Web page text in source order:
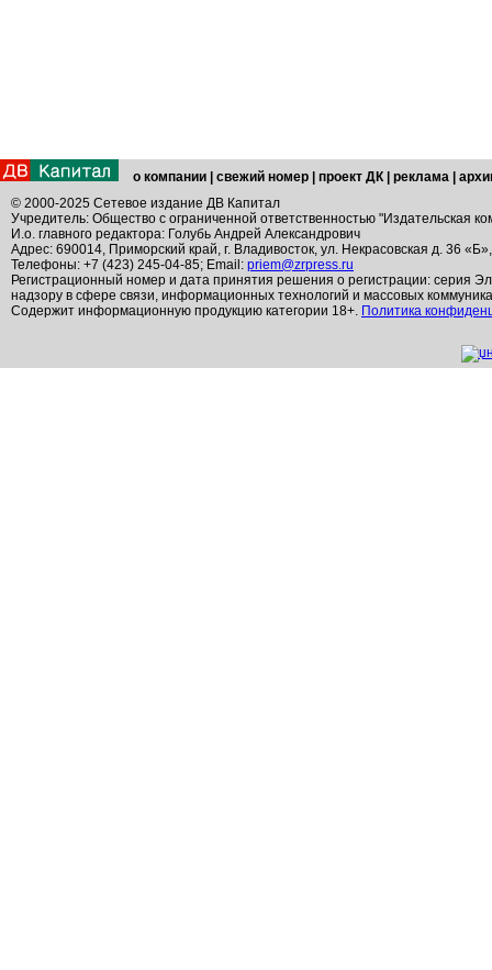
о компании свежий номер проект ДК реклама
© 2000-2025 Сетевое издание ДВ Капитал
Учредитель: Общество с ограниченной ответственностью "Издательская
И.о. главного редактора: Голубь Андрей Александрович
Адрес: 690014, Приморский край, г. Владивосток, ул. Некрасовская д. 36
Телефоны: +7 (423) 245-04-85; Email: priem@zrpress.ru
Регистрационный номер и дата принятия решения о регистрации: серия
надзору в сфере связи, информационных технологий и массовых
Содержит информационную продукцию категории 18+. Политика